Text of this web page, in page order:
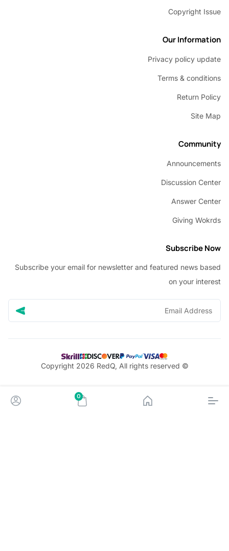
Copyright
Our
Privacy policy
Terms &
Return
Discussion
Answer
Giving
Subscribe
Subscribe your email for newsletter and featured news
on your